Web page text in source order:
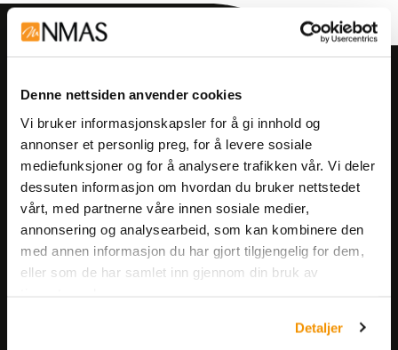
Denne nettsiden anvender cookies
Vi bruker informasjonskapsler for å gi innhold og
annonser et personlig preg, for å levere sosiale
mediefunksjoner og for å analysere trafikken vår. Vi deler
dessuten informasjon om hvordan du bruker nettstedet
vårt, med partnerne våre innen sosiale medier,
annonsering og analysearbeid, som kan kombinere den
med annen informasjon du har gjort tilgjengelig for dem,
eller som de har samlet inn gjennom din bruk av
Detaljer
Meld deg på vårt nyhetsbrev!
arrangementer og kampanjer.
Meld på nyhetsbrev